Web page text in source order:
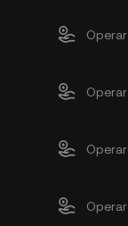
Operar
Operar
Operar
Operar